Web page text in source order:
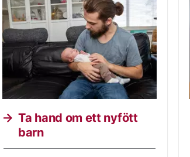
Ta hand om ett nyfött
barn